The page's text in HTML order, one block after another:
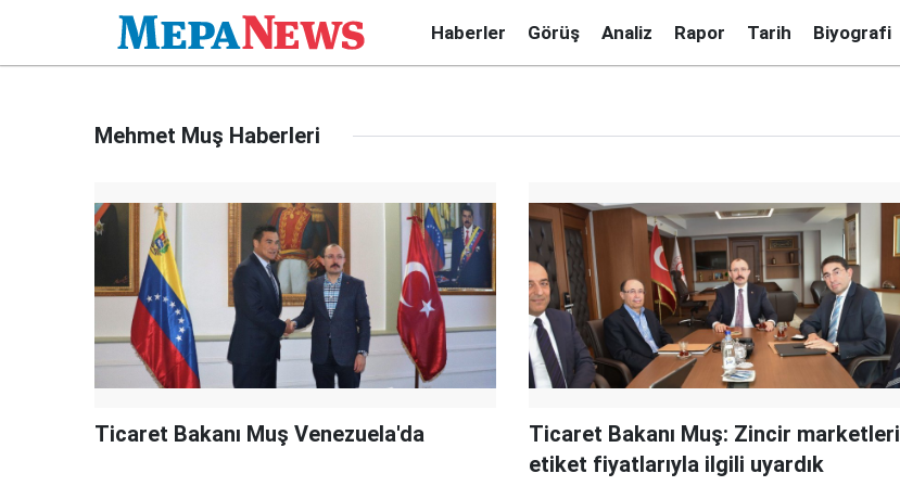
Haberler Görüş Analiz Rapor Tarih Biyografi
Mehmet Muş Haberleri
Ticaret Bakanı Muş Venezuela'da
Ticaret Bakanı Muş: Zincir marketleri
etiket fiyatlarıyla ilgili uyardık